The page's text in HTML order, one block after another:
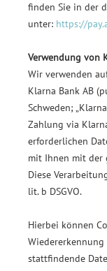
finden Sie in der
unter: https://
Verwendung von
Wir verwenden
Klarna Bank AB
Schweden;
Zahlung via
erforderlichen
mit Ihnen mit der
Diese
lit. b DSGVO.
Hierbei können
Wiedererkennung
stattfindende